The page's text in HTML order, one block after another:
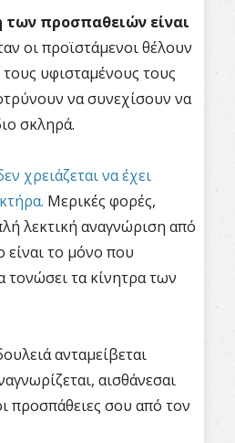
προσπαθειών είναι
οι προϊστάμενοι θέλουν
υφισταμένους τους
να συνεχίσουν να
σκληρά.
χρειάζεται να έχει
Μερικές φορές,
λεκτική αναγνώριση από
είναι το μόνο που
τονώσει τα κίνητρα των
ανταμείβεται
αισθάνεσαι
προσπάθειες σου από τον